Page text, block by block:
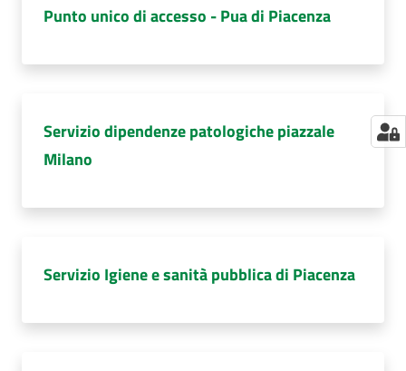
Punto unico di accesso - Pua di Piacenza
Servizio dipendenze patologiche piazzale
Milano
Servizio Igiene e sanità pubblica di Piacenza